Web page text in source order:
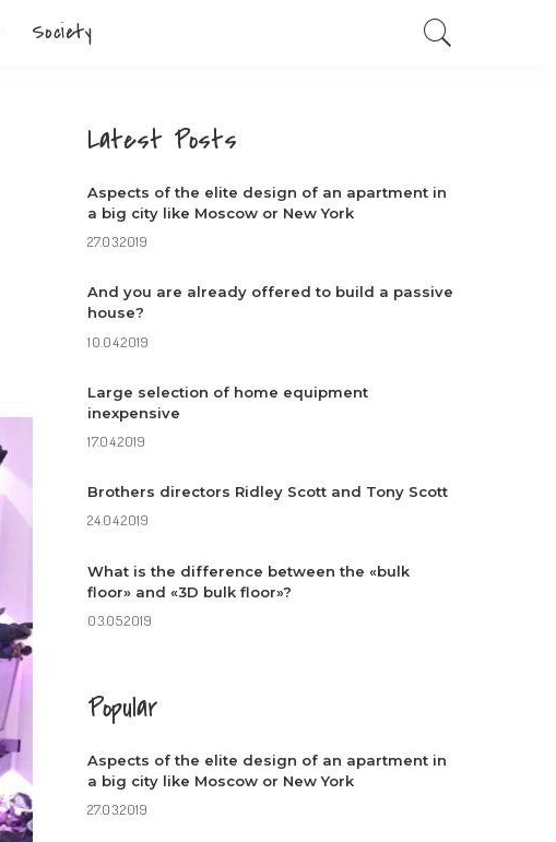
Society
Latest Posts
Aspects of the elite design of an apartment in
a big city like Moscow or New York
27.03.2019
And you are already offered to build a passive
house?
10.04.2019
Large selection of home equipment
inexpensive
17.04.2019
Brothers directors Ridley Scott and Tony Scott
24.04.2019
What is the difference between the «bulk
floor» and «3D bulk floor»?
03.05.2019
Popular
Aspects of the elite design of an apartment in
a big city like Moscow or New York
27.03.2019